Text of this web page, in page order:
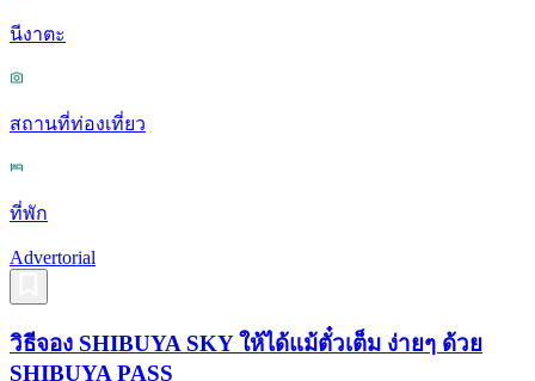
นีงาตะ
สถานที่ท่องเที่ยว
ที่พัก
Advertorial
วิธีจอง SHIBUYA SKY ให้ได้แม้ตั๋วเต็ม ง่ายๆ ด้วย
SHIBUYA PASS